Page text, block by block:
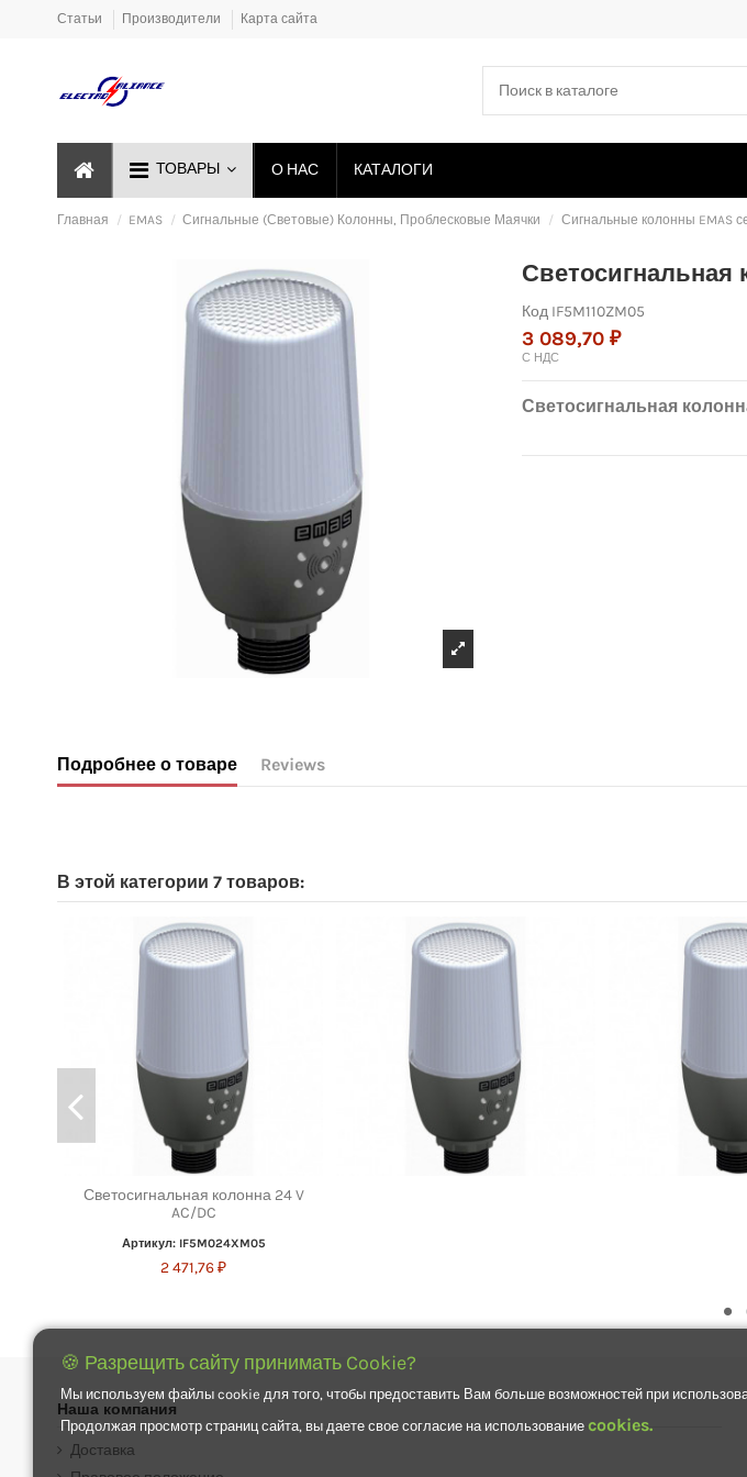
Статьи Производители Карта сайта
ТОВАРЫ О НАС КАТАЛОГИ
Главная EMAS Сигнальные (Световые) Колонны, Проблесковые Маячки Сигнальные колонны EMAS
Светосигнальная
Код IF5M110ZM05
3 089,70 ₽
С НДС
Светосигнальная
Подробнее о товаре Reviews
В этой категории 7 товаров:
Светосигнальная колонна 24 V
AC/DC
Артикул: IF5M024XM05
2 471,76 ₽
Наша компания
Доставка
🍪 Разрещить сайту принимать Cookie?
Мы используем файлы cookie для того, чтобы предоставить Вам больше возможностей при
Продолжая просмотр страниц сайта, вы даете свое согласие на использование cookies.